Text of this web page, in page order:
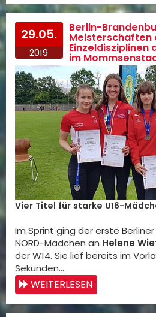
29.05.
2019
Berlin-
Meisterschaften
Einzeldisziplinen
im
Vier Titel für starke U16-
Im Sprint ging der erste
NORD-Mädchen an Helene
der W14. Sie lief bereits im
Sekunden…
WEITERLESEN